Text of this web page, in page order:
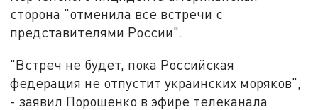
сторона "отменила все встречи с
представителями России".
"Встреч не будет, пока Российская
федерация не отпустит украинских моряков",
- заявил Порошенко в эфире телеканала